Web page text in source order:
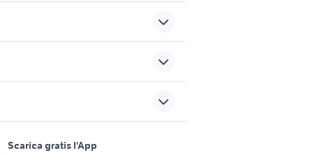
Scarica gratis l'App